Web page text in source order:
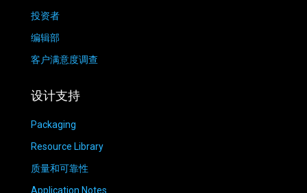
投资者
编辑部
客户满意度调查
设计支持
Packaging
Resource Library
质量和可靠性
Application Notes